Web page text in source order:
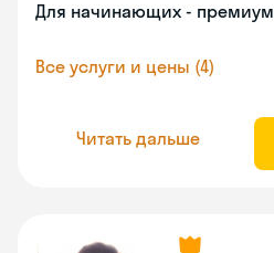
Для начинающих - премиум
Все услуги и цены (4)
Читать дальше